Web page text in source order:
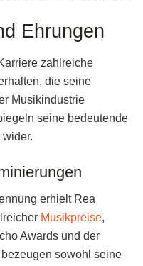
Ehrungen
zahlreiche
die seine
Musikindustrie
seine bedeutende
erhielt Rea
Musikpreise,
Awards und der
bezeugen sowohl seine